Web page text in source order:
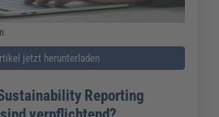
jetzt herunterladen
Reporting